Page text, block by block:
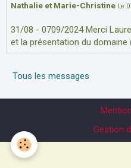
Nathalie et Marie-Christine Le
31/08 - 0709/2024 Merci
et la présentation du domaine
Tous les messages
Gestion